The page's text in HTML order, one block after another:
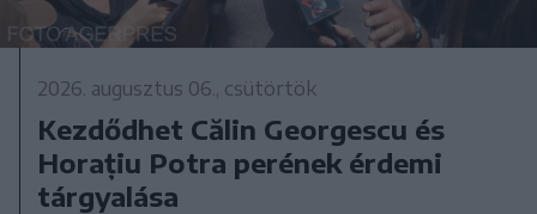
2026. augusztus 06., csütörtök
Kezdődhet Călin Georgescu és
Horațiu Potra perének érdemi
tárgyalása